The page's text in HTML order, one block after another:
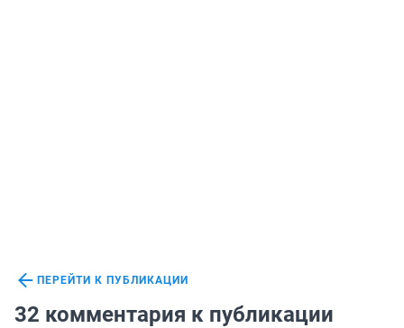
ПЕРЕЙТИ К ПУБЛИКАЦИИ
32 комментария к публикации